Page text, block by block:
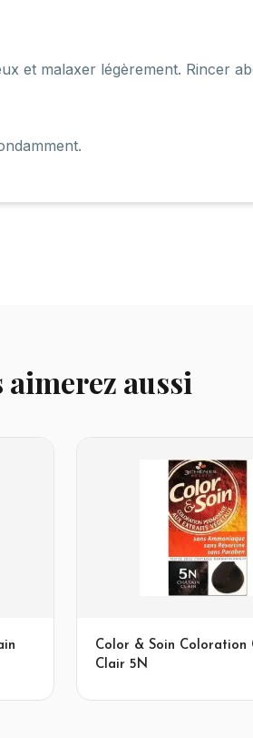
et malaxer légèrement. Rincer
aimerez aussi
Color & Soin Coloration
Clair 5N